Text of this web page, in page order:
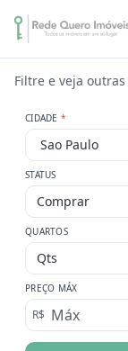
Filtre e veja
CIDADE *
Sao Paulo
STATUS
Comprar
QUARTOS
Qts
PREÇO MÁX
R$